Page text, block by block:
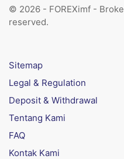
© 2026 - FOREXimf -
reserved.
Sitemap
Legal & Regulation
Deposit & Withdrawal
Tentang Kami
FAQ
Kontak Kami